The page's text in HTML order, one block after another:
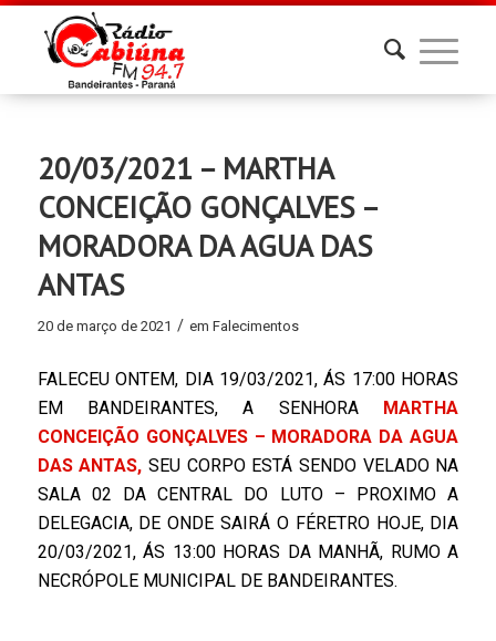
20/03/2021 – MARTHA
CONCEIÇÃO GONÇALVES –
MORADORA DA AGUA DAS
ANTAS
20 de março de 2021 / em Falecimentos
FALECEU ONTEM, DIA 19/03/2021, ÁS 17:00 HORAS
EM BANDEIRANTES, A SENHORAMARTHA
CONCEIÇÃO GONÇALVES – MORADORA DA AGUA
DAS ANTAS, SEU CORPO ESTÁ SENDO VELADO NA
SALA 02 DA CENTRAL DO LUTO – PROXIMO A
DELEGACIA, DE ONDE SAIRÁ O FÉRETRO HOJE, DIA
20/03/2021, ÁS 13:00 HORAS DA MANHÃ, RUMO A
NECRÓPOLE MUNICIPAL DE BANDEIRANTES.